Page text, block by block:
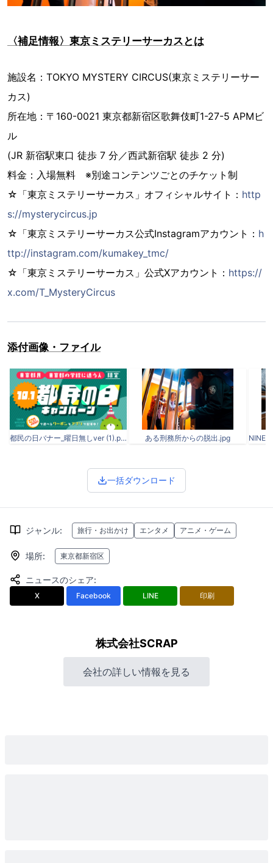
〈補足情報〉東京ミステリーサーカスとは
施設名：TOKYO MYSTERY CIRCUS(東京ミステリーサー
カス)
所在地：〒160-0021 東京都新宿区歌舞伎町1-27-5 APMビ
ル
(JR 新宿駅東口 徒歩 7 分／西武新宿駅 徒歩 2 分)
料金：入場無料 ※別途コンテンツごとのチケット制
☆「東京ミステリーサーカス」オフィシャルサイト： http
s://mysterycircus.jp
☆「東京ミステリーサーカス公式Instagramアカウント： h
ttp://instagram.com/kumakey_tmc/
☆「東京ミステリーサーカス」公式Xアカウント： https://
x.com/T_MysteryCircus
添付画像・ファイル
都民の日バナー_曜日無しver (1).png ある刑務所からの脱出.jpg
一括ダウンロード
ジャンル: 旅行・お出かけ エンタメ アニメ・ゲーム
場所: 東京都新宿区
ニュースのシェア:
X Facebook LINE 印刷
株式会社SCRAP
会社の詳しい情報を見る